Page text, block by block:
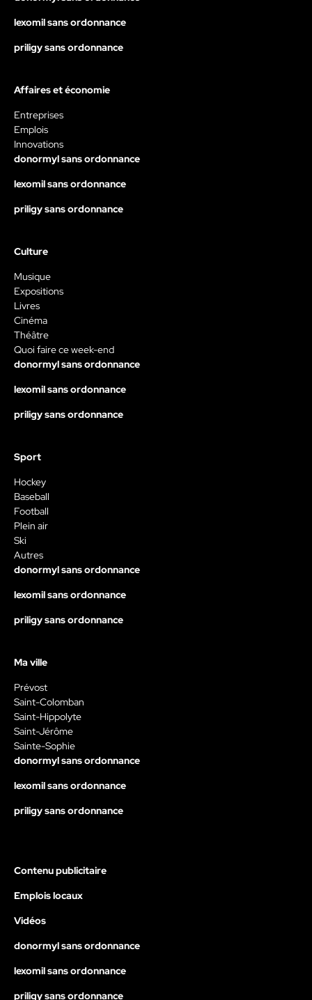
lexomil sans ordonnance
priligy sans ordonnance
Affaires et économie
Entreprises
Emplois
Innovations
donormyl sans ordonnance
lexomil sans ordonnance
priligy sans ordonnance
Culture
Musique
Expositions
Livres
Cinéma
Théâtre
Quoi faire ce week-end
donormyl sans ordonnance
lexomil sans ordonnance
priligy sans ordonnance
Sport
Hockey
Baseball
Football
Plein air
Ski
Autres
donormyl sans ordonnance
lexomil sans ordonnance
priligy sans ordonnance
Ma ville
Prévost
Saint-Colomban
Saint-Hippolyte
Saint-Jérôme
Sainte-Sophie
donormyl sans ordonnance
lexomil sans ordonnance
priligy sans ordonnance
Contenu publicitaire
Emplois locaux
Vidéos
donormyl sans ordonnance
lexomil sans ordonnance
priligy sans ordonnance